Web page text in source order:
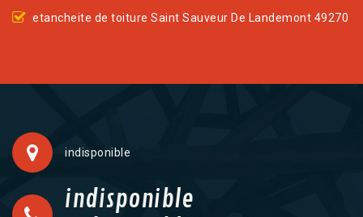
etancheite de toiture Saint Sauveur De Landemont 49270
indisponible
indisponible